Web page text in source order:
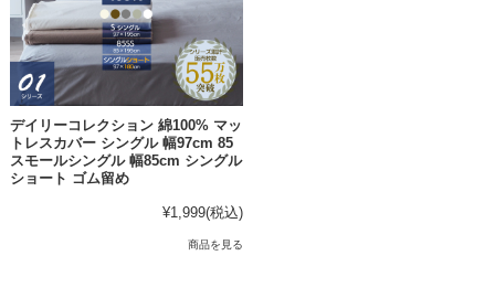
デイリーコレクション 綿100% マッ
トレスカバー シングル 幅97cm 85
スモールシングル 幅85cm シングル
ショート ゴム留め
¥1,999(税込)
商品を見る